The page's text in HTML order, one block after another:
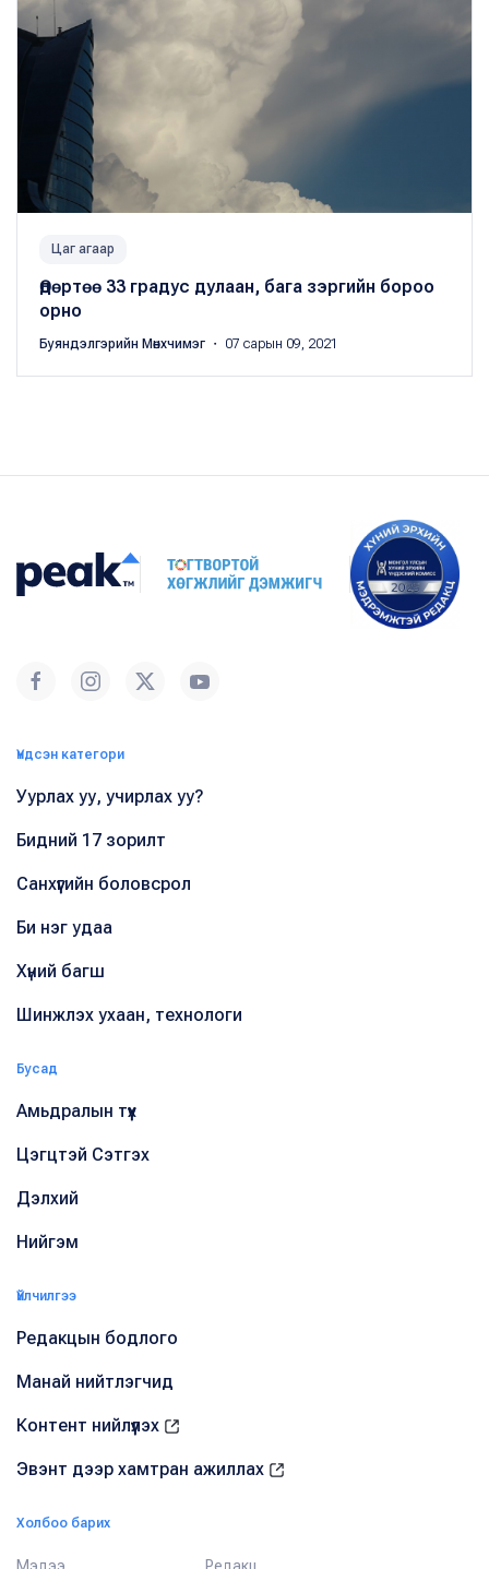
Цаг агаар
Өдөртөө 33 градус дулаан, бага зэргийн бороо
орно
Буяндэлгэрийн Мөнхчимэг ・ 07 сарын 09, 2021
Үндсэн категори
Уурлах уу, учирлах уу?
Бидний 17 зорилт
Санхүүгийн боловсрол
Би нэг удаа
Хүний багш
Шинжлэх ухаан, технологи
Бусад
Амьдралын түүх
Цэгцтэй Сэтгэх
Дэлхий
Нийгэм
Үйлчилгээ
Редакцын бодлого
Манай нийтлэгчид
Контент нийлүүлэх
Эвэнт дээр хамтран ажиллах
Холбоо барих